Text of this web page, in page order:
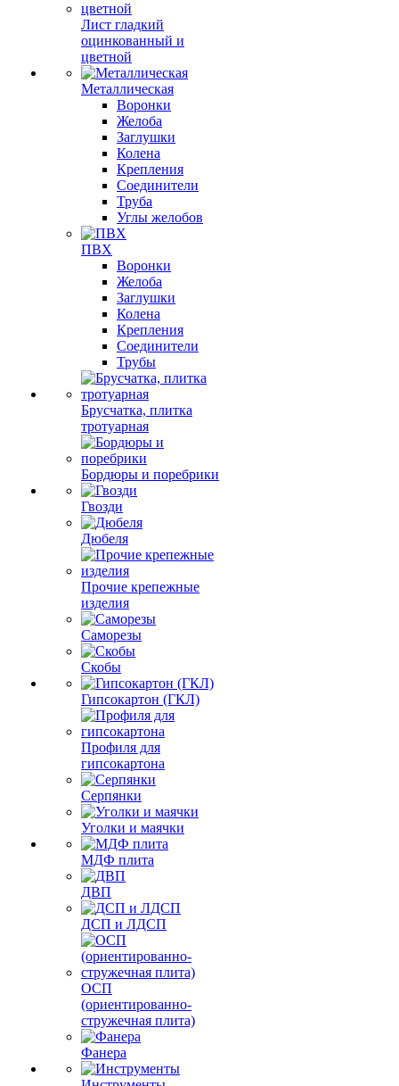
Лист гладкий
оцинкованный и
цветной
Металлическая
Воронки
Желоба
Заглушки
Колена
Крепления
Соединители
Труба
Углы желобов
ПВХ
Воронки
Желоба
Заглушки
Колена
Крепления
Соединители
Трубы
Брусчатка, плитка
тротуарная
Бордюры и поребрики
Гвозди
Дюбеля
Прочие крепежные
изделия
Саморезы
Скобы
Гипсокартон (ГКЛ)
Профиля для
гипсокартона
Серпянки
Уголки и маячки
МДФ плита
ДВП
ДСП и ЛДСП
ОСП
(ориентированно-
стружечная плита)
Фанера